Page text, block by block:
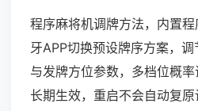
程序麻将机调牌方法，内置
牙APP切换预设牌序方案，
与发牌方位参数，多档位概
长期生效，重启不会自动复原